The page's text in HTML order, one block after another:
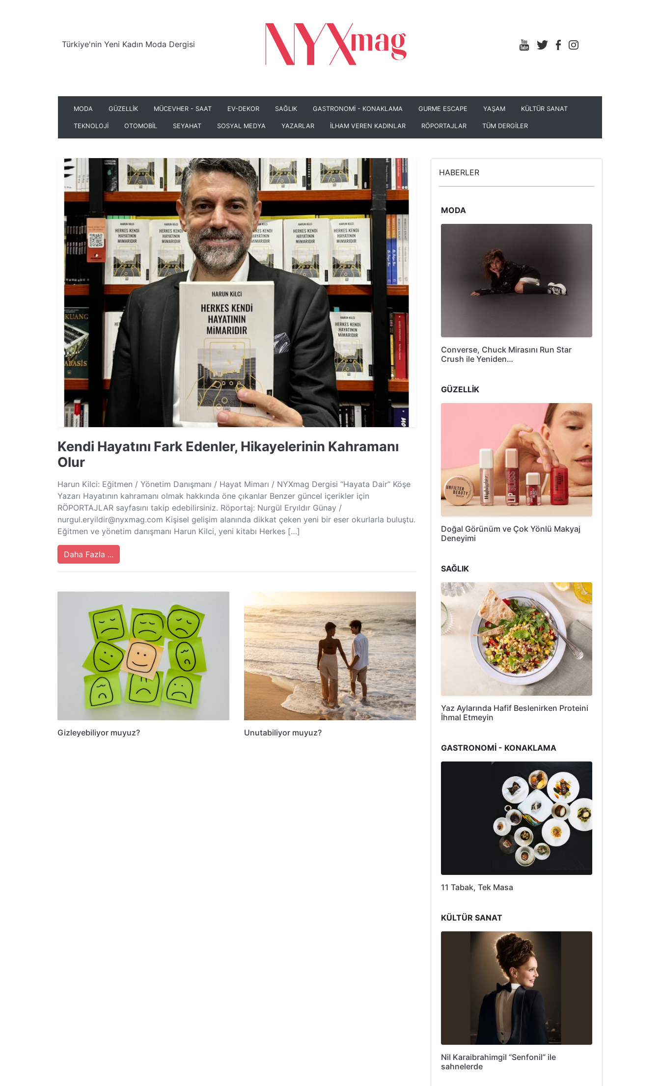
Türkiye'nin Yeni Kadın Moda Dergisi
MODA GÜZELLİK MÜCEVHER - SAAT EV-DEKOR SAĞLIK GASTRONOMİ - KONAKLAMA GURME ESCAPE YAŞAM KÜLTÜR SANAT
TEKNOLOJİ OTOMOBİL SEYAHAT SOSYAL MEDYA YAZARLAR İLHAM VEREN KADINLAR RÖPORTAJLAR TÜM DERGİLER
Kendi Hayatını Fark Edenler, Hikayelerinin Kahramanı
Olur
Harun Kilci: Eğitmen / Yönetim Danışmanı / Hayat Mimarı / NYXmag Dergisi ‘‘Hayata Dair’’ Köşe
Yazarı Hayatının kahramanı olmak hakkında öne çıkanlar Benzer güncel içerikler için
RÖPORTAJLAR sayfasını takip edebilirsiniz. Röportaj: Nurgül Eryıldır Günay /
nurgul.eryildir@nyxmag.com Kişisel gelişim alanında dikkat çeken yeni bir eser okurlarla buluştu.
Eğitmen ve yönetim danışmanı Harun Kilci, yeni kitabı Herkes […]
Daha Fazla ...
Gizleyebiliyor muyuz? Unutabiliyor muyuz?
HABERLER
MODA
Converse, Chuck Mirasını Run Star
Crush ile Yeniden…
GÜZELLİK
Doğal Görünüm ve Çok Yönlü Makyaj
Deneyimi
SAĞLIK
Yaz Aylarında Hafif Beslenirken Proteini
İhmal Etmeyin
GASTRONOMİ - KONAKLAMA
11 Tabak, Tek Masa
KÜLTÜR SANAT
Nil Karaibrahimgil “Senfonil” ile
sahnelerde